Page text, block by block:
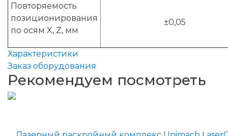
Повторяемость
позиционирования
по осям X, Z, мм
±0,05
Характеристики
Заказ оборудования
Рекомендуем посмотреть